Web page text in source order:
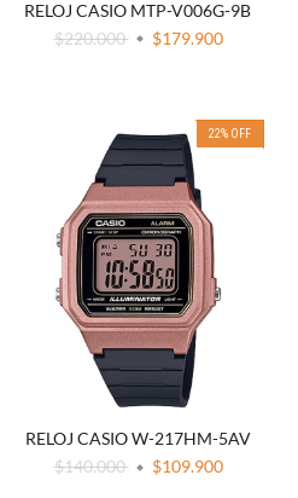
RELOJ CASIO MTP-V006G-9B
$220.000
$179.900
22% OFF
RELOJ CASIO W-217HM-5AV
$140.000
$109.900